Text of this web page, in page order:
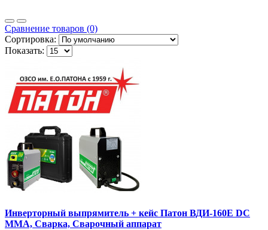
Сравнение товаров (0)
Сортировка:
Показать:
Инверторный выпрямитель + кейс Патон ВДИ-160E DC
MMA, Сварка, Сварочный аппарат